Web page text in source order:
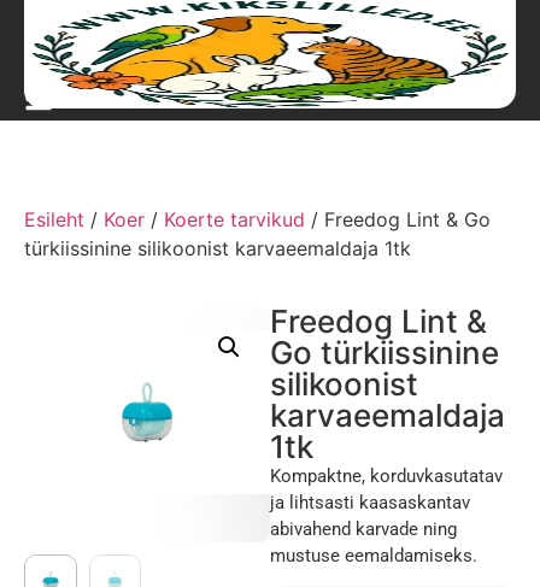
Esileht / Koer / Koerte tarvikud / Freedog Lint & Go
türkiissinine silikoonist karvaeemaldaja 1tk
Freedog Lint &
Go türkiissinine
silikoonist
karvaeemaldaja
1tk
Kompaktne, korduvkasutatav
ja lihtsasti kaasaskantav
abivahend karvade ning
mustuse eemaldamiseks.